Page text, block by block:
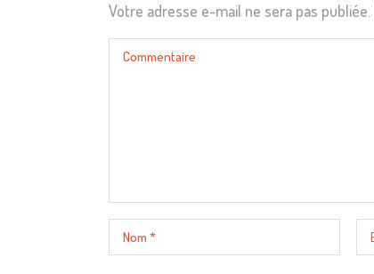
Votre adresse e-mail ne sera pas publiée.